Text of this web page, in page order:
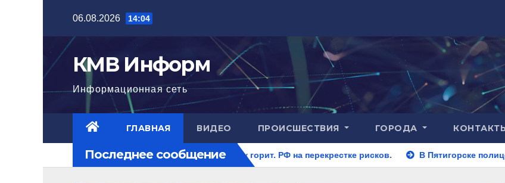
содержимому
06.08.2026 14:04
КМВ Информ
Информационная сеть
ГЛАВНАЯ ВИДЕО ПРОИСШЕСТВИЯ ГОРОДА
Последнее сообщение
Ближний Восток горит. РФ на перекрестке рисков. В Пятигорске полицейские задержали